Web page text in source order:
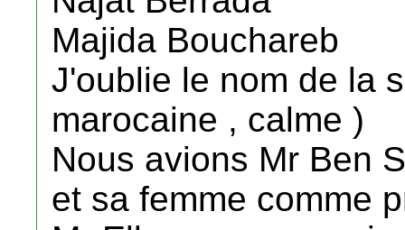
Majida Bouchareb
J'oublie le nom de la
marocaine , calme )
Nous avions Mr Ben
et sa femme comme